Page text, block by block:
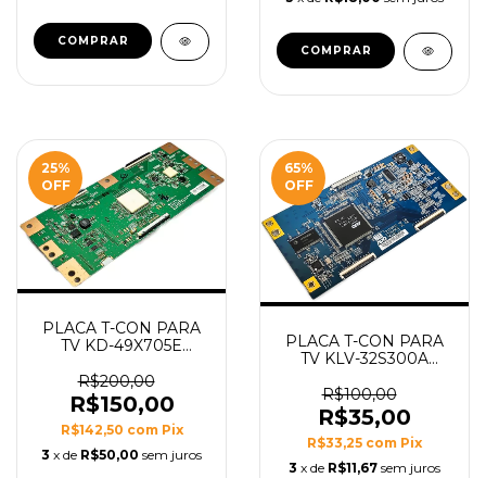
25%
OFF
PLACA T-CON PARA
TV KD-49X705E
6870C-0726A
R$200,00
R$150,00
R$142,50 com Pix
3 x de R$50,00 sem juros
65%
OFF
PLACA T-CON PARA
TV KLV-32S300A
T315XW02 VE CB
T260XW02 VK CB
06A90-11
R$100,00
R$35,00
R$33,25 com Pix
3 x de R$11,67 sem juros